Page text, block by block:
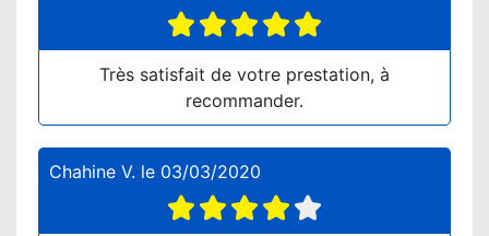
Très satisfait de votre prestation, à
recommander.
Chahine V. le 03/03/2020